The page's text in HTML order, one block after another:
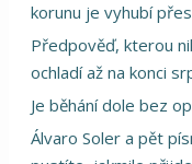
korunu je vyhubí
Předpověď, kterou
ochladí až na konci
Je běhání dole bez
Álvaro Soler a pět